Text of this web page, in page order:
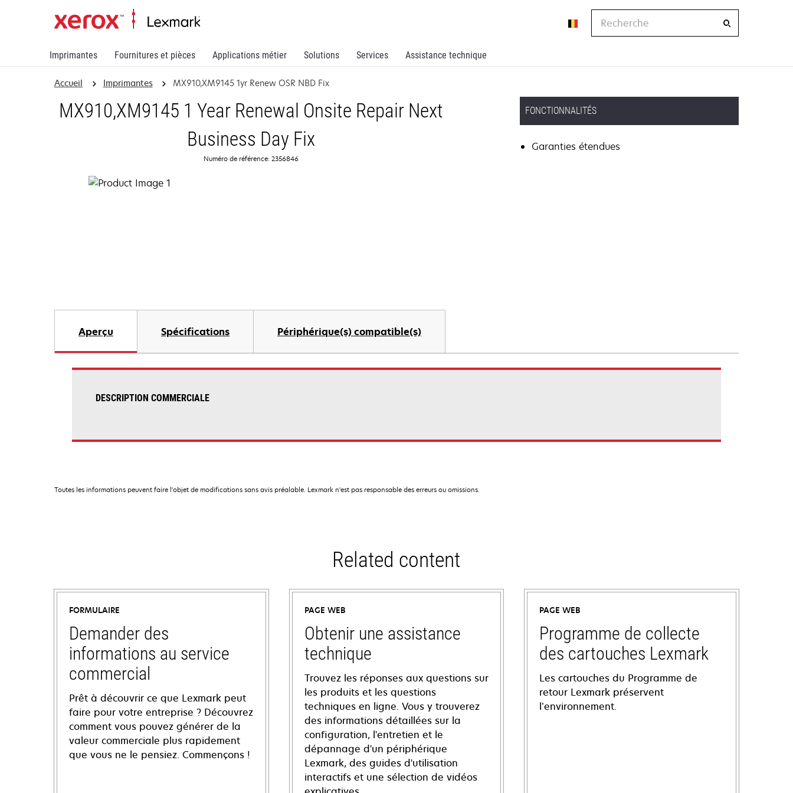
Imprimantes Fournitures et pièces Applications métier Solutions Services Assistance technique
Recherche
Accueil Imprimantes MX910,XM9145 1yr Renew OSR NBD Fix
MX910,XM9145 1 Year Renewal Onsite Repair Next
Business Day Fix
Numéro de référence: 2356846
FONCTIONNALITÉS
Garanties étendues
Aperçu Spécifications Périphérique(s) compatible(s)
DESCRIPTION COMMERCIALE
Toutes les informations peuvent faire l'objet de modifications sans avis préalable. Lexmark n'est pas responsable des erreurs ou omissions.
Related content
FORMULAIRE
Demander des
informations au service
commercial
Prêt à découvrir ce que Lexmark peut
faire pour votre entreprise ? Découvrez
comment vous pouvez générer de la
valeur commerciale plus rapidement
que vous ne le pensiez. Commençons !
PAGE WEB
Obtenir une assistance
technique
Trouvez les réponses aux questions sur
les produits et les questions
techniques en ligne. Vous y trouverez
des informations détaillées sur la
configuration, l'entretien et le
dépannage d'un périphérique
Lexmark, des guides d'utilisation
interactifs et une sélection de vidéos
PAGE WEB
Programme de collecte
des cartouches Lexmark
Les cartouches du Programme de
retour Lexmark préservent
l’environnement.